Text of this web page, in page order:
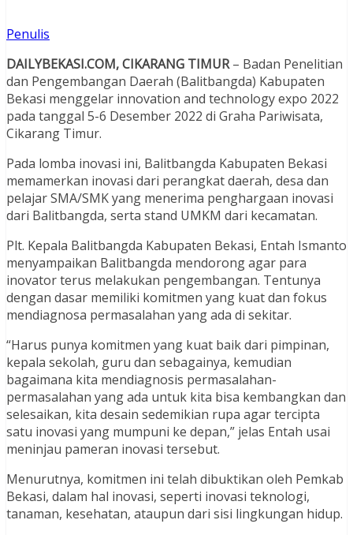
Penulis
DAILYBEKASI.COM, CIKARANG TIMUR– Badan Penelitian
dan Pengembangan Daerah (Balitbangda) Kabupaten
Bekasi menggelar innovation and technology expo 2022
pada tanggal 5-6 Desember 2022 di Graha Pariwisata,
Cikarang Timur.
Pada lomba inovasi ini, Balitbangda Kabupaten Bekasi
memamerkan inovasi dari perangkat daerah, desa dan
pelajar SMA/SMK yang menerima penghargaan inovasi
dari Balitbangda, serta stand UMKM dari kecamatan.
Plt. Kepala Balitbangda Kabupaten Bekasi, Entah Ismanto
menyampaikan Balitbangda mendorong agar para
inovator terus melakukan pengembangan. Tentunya
dengan dasar memiliki komitmen yang kuat dan fokus
mendiagnosa permasalahan yang ada di sekitar.
“Harus punya komitmen yang kuat baik dari pimpinan,
kepala sekolah, guru dan sebagainya, kemudian
bagaimana kita mendiagnosis permasalahan-
permasalahan yang ada untuk kita bisa kembangkan dan
selesaikan, kita desain sedemikian rupa agar tercipta
satu inovasi yang mumpuni ke depan,” jelas Entah usai
meninjau pameran inovasi tersebut.
Menurutnya, komitmen ini telah dibuktikan oleh Pemkab
Bekasi, dalam hal inovasi, seperti inovasi teknologi,
tanaman, kesehatan, ataupun dari sisi lingkungan hidup.